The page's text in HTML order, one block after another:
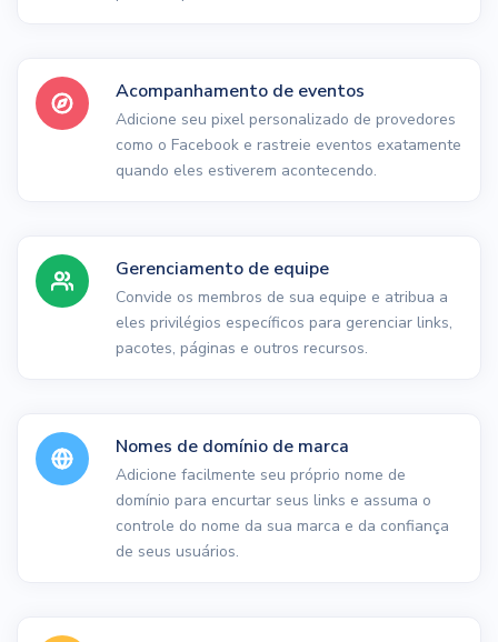
Acompanhamento de eventos
Adicione seu pixel personalizado de provedores
como o Facebook e rastreie eventos exatamente
quando eles estiverem acontecendo.
Gerenciamento de equipe
Convide os membros de sua equipe e atribua a
eles privilégios específicos para gerenciar links,
pacotes, páginas e outros recursos.
Nomes de domínio de marca
Adicione facilmente seu próprio nome de
domínio para encurtar seus links e assuma o
controle do nome da sua marca e da confiança
de seus usuários.